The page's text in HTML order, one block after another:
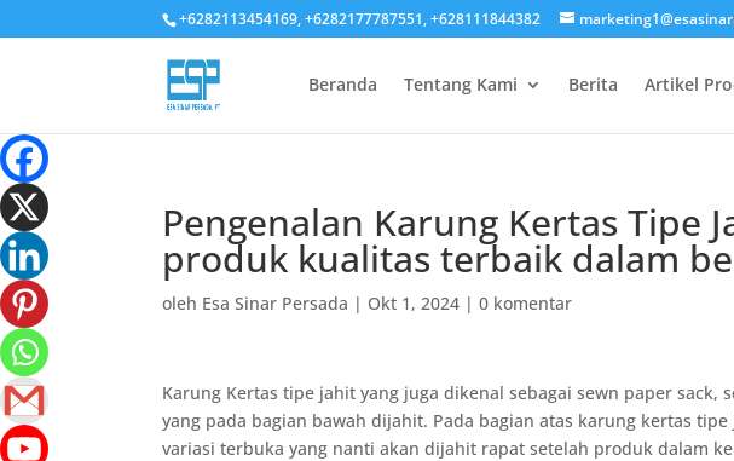
+6282113454169, +6282177787551, +628111844382
Beranda Tentang Kami Berita Artikel
Pengenalan Karung Kertas Tipe
produk kualitas terbaik dalam
oleh Esa Sinar Persada | Okt 1, 2024 |0 komentar
Karung Kertas tipe jahit yang juga dikenal sebagai sewn paper sack,
yang pada bagian bawah dijahit. Pada bagian atas karung kertas
variasi terbuka yang nanti akan dijahit rapat setelah produk dalam